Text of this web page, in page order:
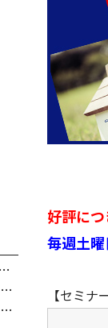
好評に
毎週土
【セミナ